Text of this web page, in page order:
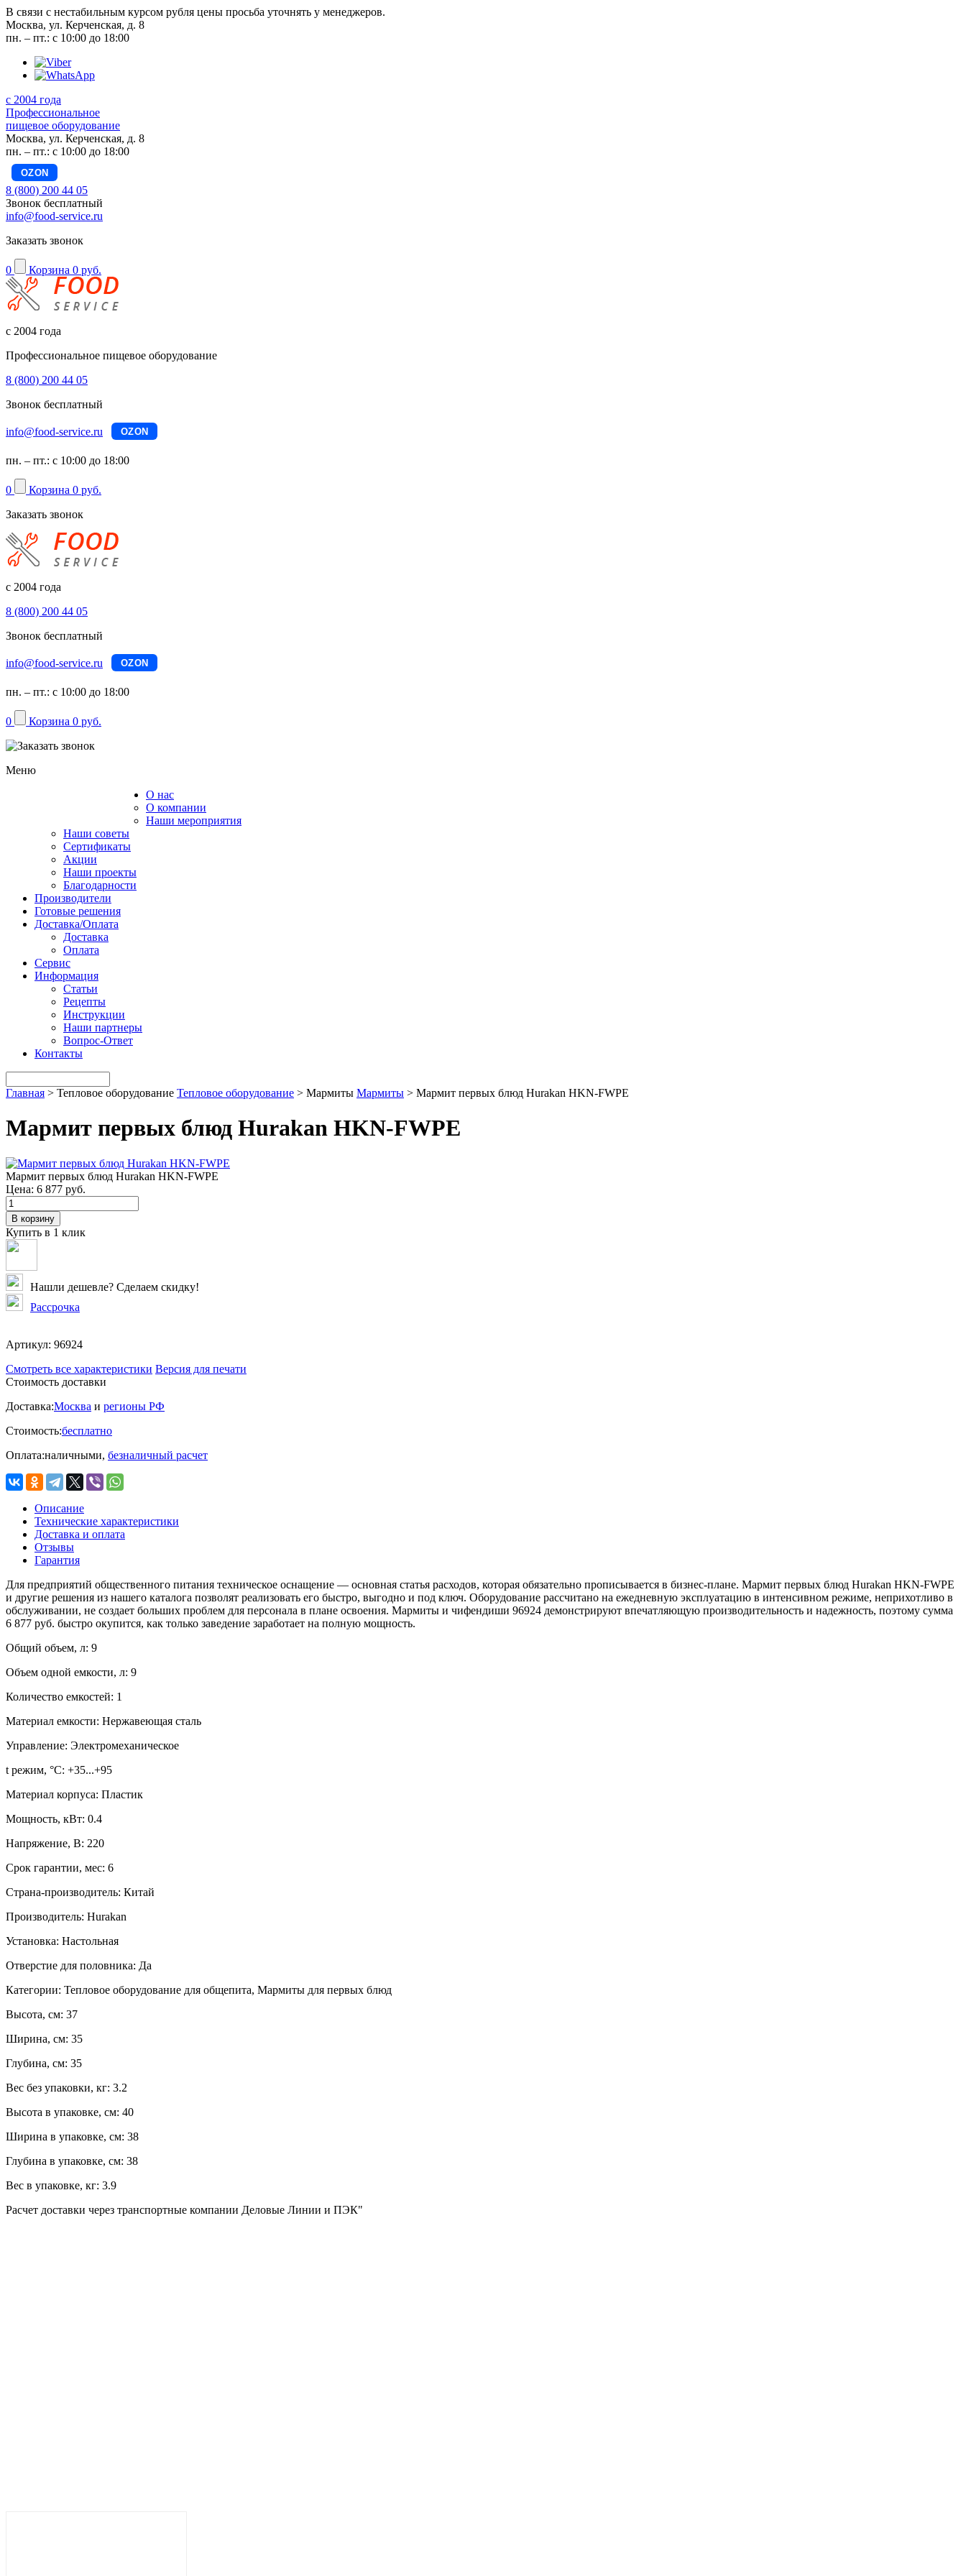
В связи с нестабильным курсом рубля цены просьба уточнять у менеджеров.
Москва, ул. Керченская, д. 8
пн. – пт.: с 10:00 до 18:00
с 2004 года
Профессиональное
пищевое оборудование
Москва, ул. Керченская, д. 8
пн. – пт.: с 10:00 до 18:00
OZON
8 (800) 200 44 05
Звонок бесплатный
info@food-service.ru
Заказать звонок
0 Корзина 0 руб.
с 2004 года
Профессиональное пищевое оборудование
8 (800) 200 44 05
Звонок бесплатный
info@food-service.ru OZON
пн. – пт.: с 10:00 до 18:00
0 Корзина 0 руб.
Заказать звонок
с 2004 года
8 (800) 200 44 05
Звонок бесплатный
info@food-service.ru OZON
пн. – пт.: с 10:00 до 18:00
0 Корзина 0 руб.
Меню
О нас
О компании
Наши мероприятия
Наши советы
Сертификаты
Акции
Наши проекты
Благодарности
Производители
Готовые решения
Доставка/Оплата
Доставка
Оплата
Сервис
Информация
Статьи
Рецепты
Инструкции
Наши партнеры
Вопрос-Ответ
Контакты
Главная > Тепловое оборудование Тепловое оборудование > Мармиты Мармиты > Мармит первых блюд Hurakan HKN-FWPE
Мармит первых блюд Hurakan HKN-FWPE
Мармит первых блюд Hurakan HKN-FWPE
Цена: 6 877 руб.
В корзину
Купить в 1 клик
Нашли дешевле? Сделаем скидку!
Рассрочка
Артикул: 96924
Смотреть все характеристики Версия для печати
Стоимость доставки
Доставка:Москва и регионы РФ
Стоимость:бесплатно
Оплата:наличными, безналичный расчет
Описание
Технические характеристики
Доставка и оплата
Отзывы
Гарантия
Для предприятий общественного питания техническое оснащение — основная статья расходов, которая обязательно прописывается в бизнес-плане. Мармит первых блюд Hurakan HKN-FWPE
и другие решения из нашего каталога позволят реализовать его быстро, выгодно и под ключ. Оборудование рассчитано на ежедневную эксплуатацию в интенсивном режиме, неприхотливо в
обслуживании, не создает больших проблем для персонала в плане освоения. Мармиты и чифендиши 96924 демонстрируют впечатляющую производительность и надежность, поэтому сумма
6 877 руб. быстро окупится, как только заведение заработает на полную мощность.
Общий объем, л: 9
Объем одной емкости, л: 9
Количество емкостей: 1
Материал емкости: Нержавеющая сталь
Управление: Электромеханическое
t режим, °С: +35...+95
Материал корпуса: Пластик
Мощность, кВт: 0.4
Напряжение, В: 220
Срок гарантии, мес: 6
Страна-производитель: Китай
Производитель: Hurakan
Установка: Настольная
Отверстие для половника: Да
Категории: Тепловое оборудование для общепита, Мармиты для первых блюд
Высота, см: 37
Ширина, см: 35
Глубина, см: 35
Вес без упаковки, кг: 3.2
Высота в упаковке, см: 40
Ширина в упаковке, см: 38
Глубина в упаковке, см: 38
Вес в упаковке, кг: 3.9
Расчет доставки через транспортные компании Деловые Линии и ПЭК"